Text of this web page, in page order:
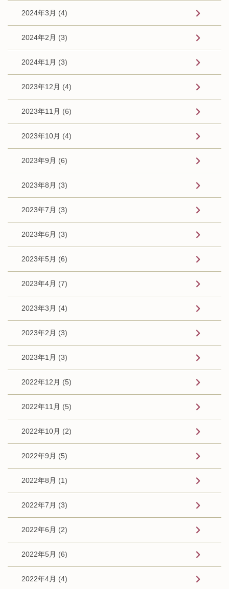
2024年3月 (4)
2024年2月 (3)
2024年1月 (3)
2023年12月 (4)
2023年11月 (6)
2023年10月 (4)
2023年9月 (6)
2023年8月 (3)
2023年7月 (3)
2023年6月 (3)
2023年5月 (6)
2023年4月 (7)
2023年3月 (4)
2023年2月 (3)
2023年1月 (3)
2022年12月 (5)
2022年11月 (5)
2022年10月 (2)
2022年9月 (5)
2022年8月 (1)
2022年7月 (3)
2022年6月 (2)
2022年5月 (6)
2022年4月 (4)